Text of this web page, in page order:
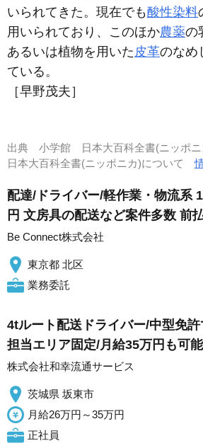
いられてきた。現在でも酸性染料
用いられており、このほか農薬の
あるいは植物を用いた 皮革のなめ
ている。
［早野茂夫］
出典 小学館 日本大百科全書(ニッポニ
日本大百科全書(ニッポニカ)について
配達/ドライバー/軽作業・物流系
円 文房具の配送など案件多数 前
Be Connect株式会社
東京都 北区
業務委託
4tルート配送ドライバー/中型免
担当エリア固定/月給35万円も可
株式会社和幸流通サービス
茨城県 坂東市
月給26万円～35万円
正社員